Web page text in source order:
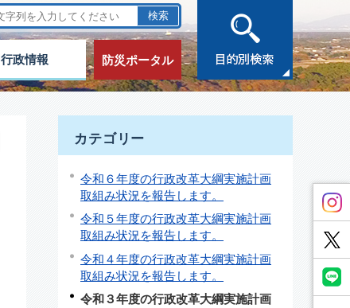
行政情報 防災ポータル
カテゴリー
令和６年度の行政改革大綱実施計画
取組み状況を報告します。
令和５年度の行政改革大綱実施計画
取組み状況を報告します。
令和４年度の行政改革大綱実施計画
取組み状況を報告します。
令和３年度の行政改革大綱実施計画